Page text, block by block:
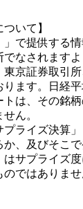
いて】
で提供する
なされますよ
京証券取引所
ます。日経
は、その銘
ん。
ライズ決算
、及びそこ
サプライズ
ではありませ